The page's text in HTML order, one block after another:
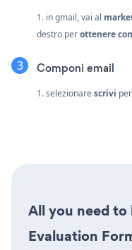
1. in gmail, vai al
destro perottenere
Componi email
1. selezionarescrivi
All you need
Evaluation